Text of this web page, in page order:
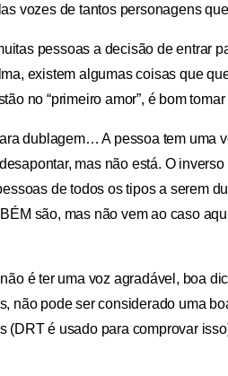
vozes de tantos personagens
pessoas a decisão de entrar
existem algumas coisas que
no “primeiro amor”, é bom
dublagem… A pessoa tem uma
mas não está. O inverso
de todos os tipos a serem
são, mas não vem ao caso
é ter uma voz agradável, boa
não pode ser considerado uma
(DRT é usado para comprovar